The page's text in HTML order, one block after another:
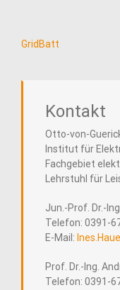
GridBatt
Kontakt
Otto-von-
Institut für
Fachgebiet
Lehrstuhl für
Jun.-Prof. Dr.-
Telefon: 0391-
E-Mail:
Prof. Dr.-Ing.
Telefon: 0391-